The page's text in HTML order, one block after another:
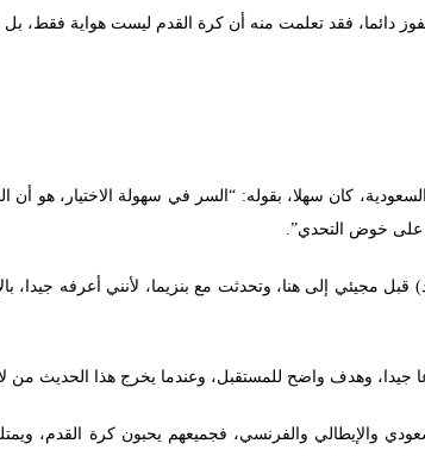
دائما، فقد تعلمت منه أن كرة القدم ليست هواية فقط، بل
كان سهلا، بقوله: “السر في سهولة الاختيار، هو أن
على خوض التحدي”.
مجيئي إلى هنا، وتحدثت مع بنزيما، لأنني أعرفه جيدا،
جيدا، وهدف واضح للمستقبل، وعندما يخرج هذا الحديث
والإيطالي والفرنسي، فجميعهم يحبون كرة القدم،